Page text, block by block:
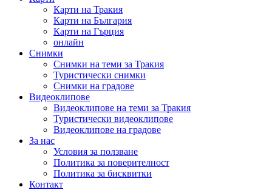
Карти на Тракия
Карти на България
Карти на Гърция
онлайн
Снимки
Снимки на теми за Тракия
Туристически снимки
Снимки на градове
Видеоклипове
Видеоклипове на теми за Тракия
Туристически видеоклипове
Видеоклипове на градове
За нас
Условия за ползване
Политика за поверителност
Политика за бисквитки
Контакт